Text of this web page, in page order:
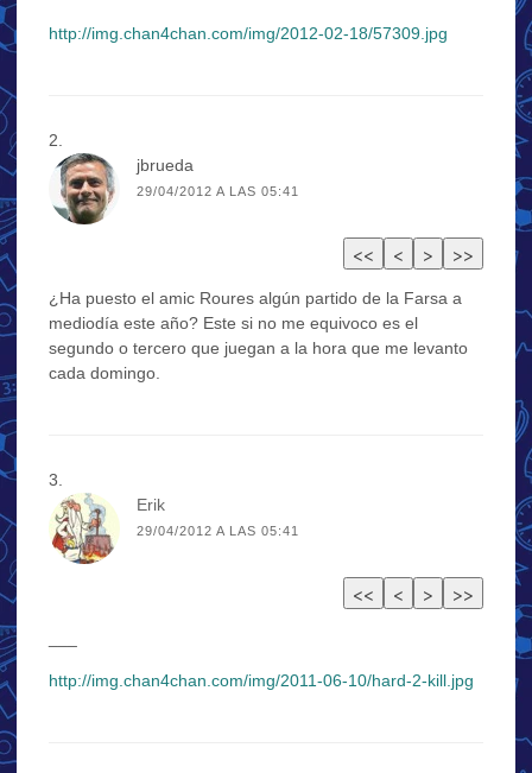
http://img.chan4chan.com/img/2012-02-18/57309.jpg
jbrueda
29/04/2012 A LAS 05:41
¿Ha puesto el amic Roures algún partido de la Farsa a
mediodía este año? Este si no me equivoco es el
segundo o tercero que juegan a la hora que me levanto
cada domingo.
Erik
29/04/2012 A LAS 05:41
http://img.chan4chan.com/img/2011-06-10/hard-2-kill.jpg